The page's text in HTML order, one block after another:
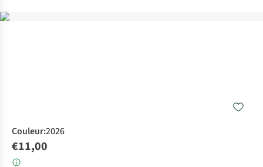
Couleur:2026
€11,00